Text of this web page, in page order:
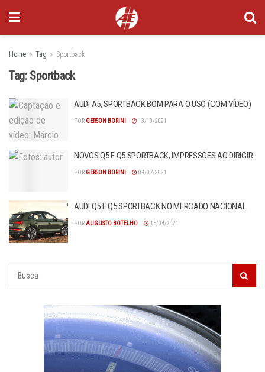
Home Tag Sportback
Tag: Sportback
AUDI A5, SPORTBACK BOM PARA O USO (COM VÍDEO)
POR GERSON BORINI 13/10/2021
NOVOS Q5 E Q5 SPORTBACK, IMPRESSÕES AO DIRIGIR
POR GERSON BORINI 04/07/2021
AUDI Q5 E Q5 SPORTBACK NO MERCADO NACIONAL
POR AUGUSTO BOTELHO 15/04/2021